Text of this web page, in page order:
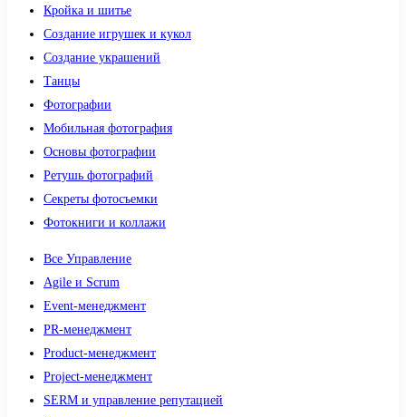
Кройка и шитье
Создание игрушек и кукол
Создание украшений
Танцы
Фотографии
Мобильная фотография
Основы фотографии
Ретушь фотографий
Секреты фотосъемки
Фотокниги и коллажи
Все Управление
Agile и Scrum
Event-менеджмент
PR-менеджмент
Product-менеджмент
Project-менеджмент
SERM и управление репутацией